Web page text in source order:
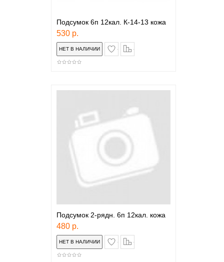
Подсумок 6п 12кал. К-14-13 кожа
530 р.
в закладки
Подсумок 2-рядн. 6п 12кал. кожа
480 р.
в закладки